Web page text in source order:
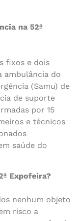
na 52ª
fixos e dois
ambulância do
(Samu) de
de suporte
por 15
e técnicos
saúde do
Expofeira?
nenhum objeto
risco a